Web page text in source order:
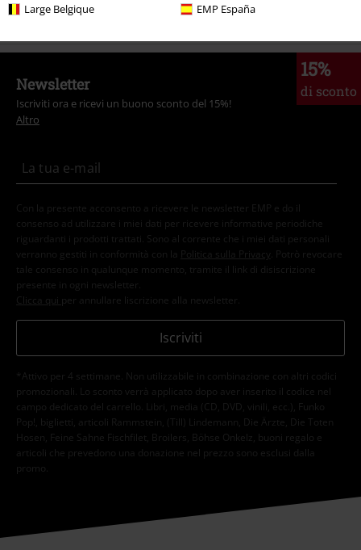
Large Belgique EMP España
15%
di sconto
Newsletter
Iscriviti ora e ricevi un buono sconto del 15%!
Altro
Con la presente acconsento a ricevere le newsletter EMP e do il
consenso ad utilizzare i miei dati per ricevere informative periodiche
riguardanti i prodotti trattati. Sono al corrente che i miei dati personali
verranno gestiti in conformità con la
Politica sulla Privacy
. Potrò revocare
tale consenso in qualunque momento, tramite il link di disiscrizione
presente in ogni newsletter.
Clicca qui per annullare liscrizione alla newsletter.
Iscriviti
*Attivo per 4 settimane. Non utilizzabile in combinazione con altri codici
promozionali. Lo sconto verrà applicato dopo aver inserito il codice nel
campo dedicato del carrello. Libri, media (CD, DVD, vinili, ecc.), Funko
Pop!, biglietti, articoli Rammstein, (Till) Lindemann, Die Ärzte, Die Toten
Hosen, Feine Sahne Fischfilet, Broilers, Böhse Onkelz, buoni regalo e
articoli che prevedono una donazione nel prezzo sono esclusi dalla
promo.